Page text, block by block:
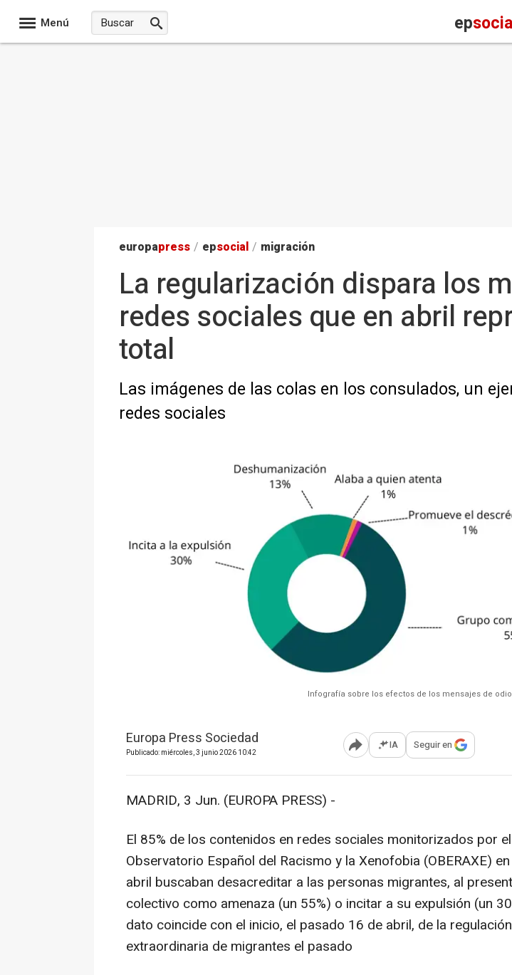
Menú ep
europapress / epsocial / migración
La regularización dispara los
redes sociales que en abril
total
Las imágenes de las colas en los consulados, un
redes sociales
Infografía sobre los efectos de los mensajes de
Europa Press Sociedad
Publicado: miércoles, 3 junio 2026 10:42 Abrir opciones para
IA Seguir en
MADRID, 3 Jun. (EUROPA PRESS) -
El 85% de los contenidos en redes sociales monitorizados por el
Observatorio Español del Racismo y la Xenofobia (OBERAXE)
abril buscaban desacreditar a las personas migrantes, al
colectivo como amenaza (un 55%) o incitar a su expulsión (un
dato coincide con el inicio, el pasado 16 de abril, de la regulación
extraordinaria de migrantes el pasado